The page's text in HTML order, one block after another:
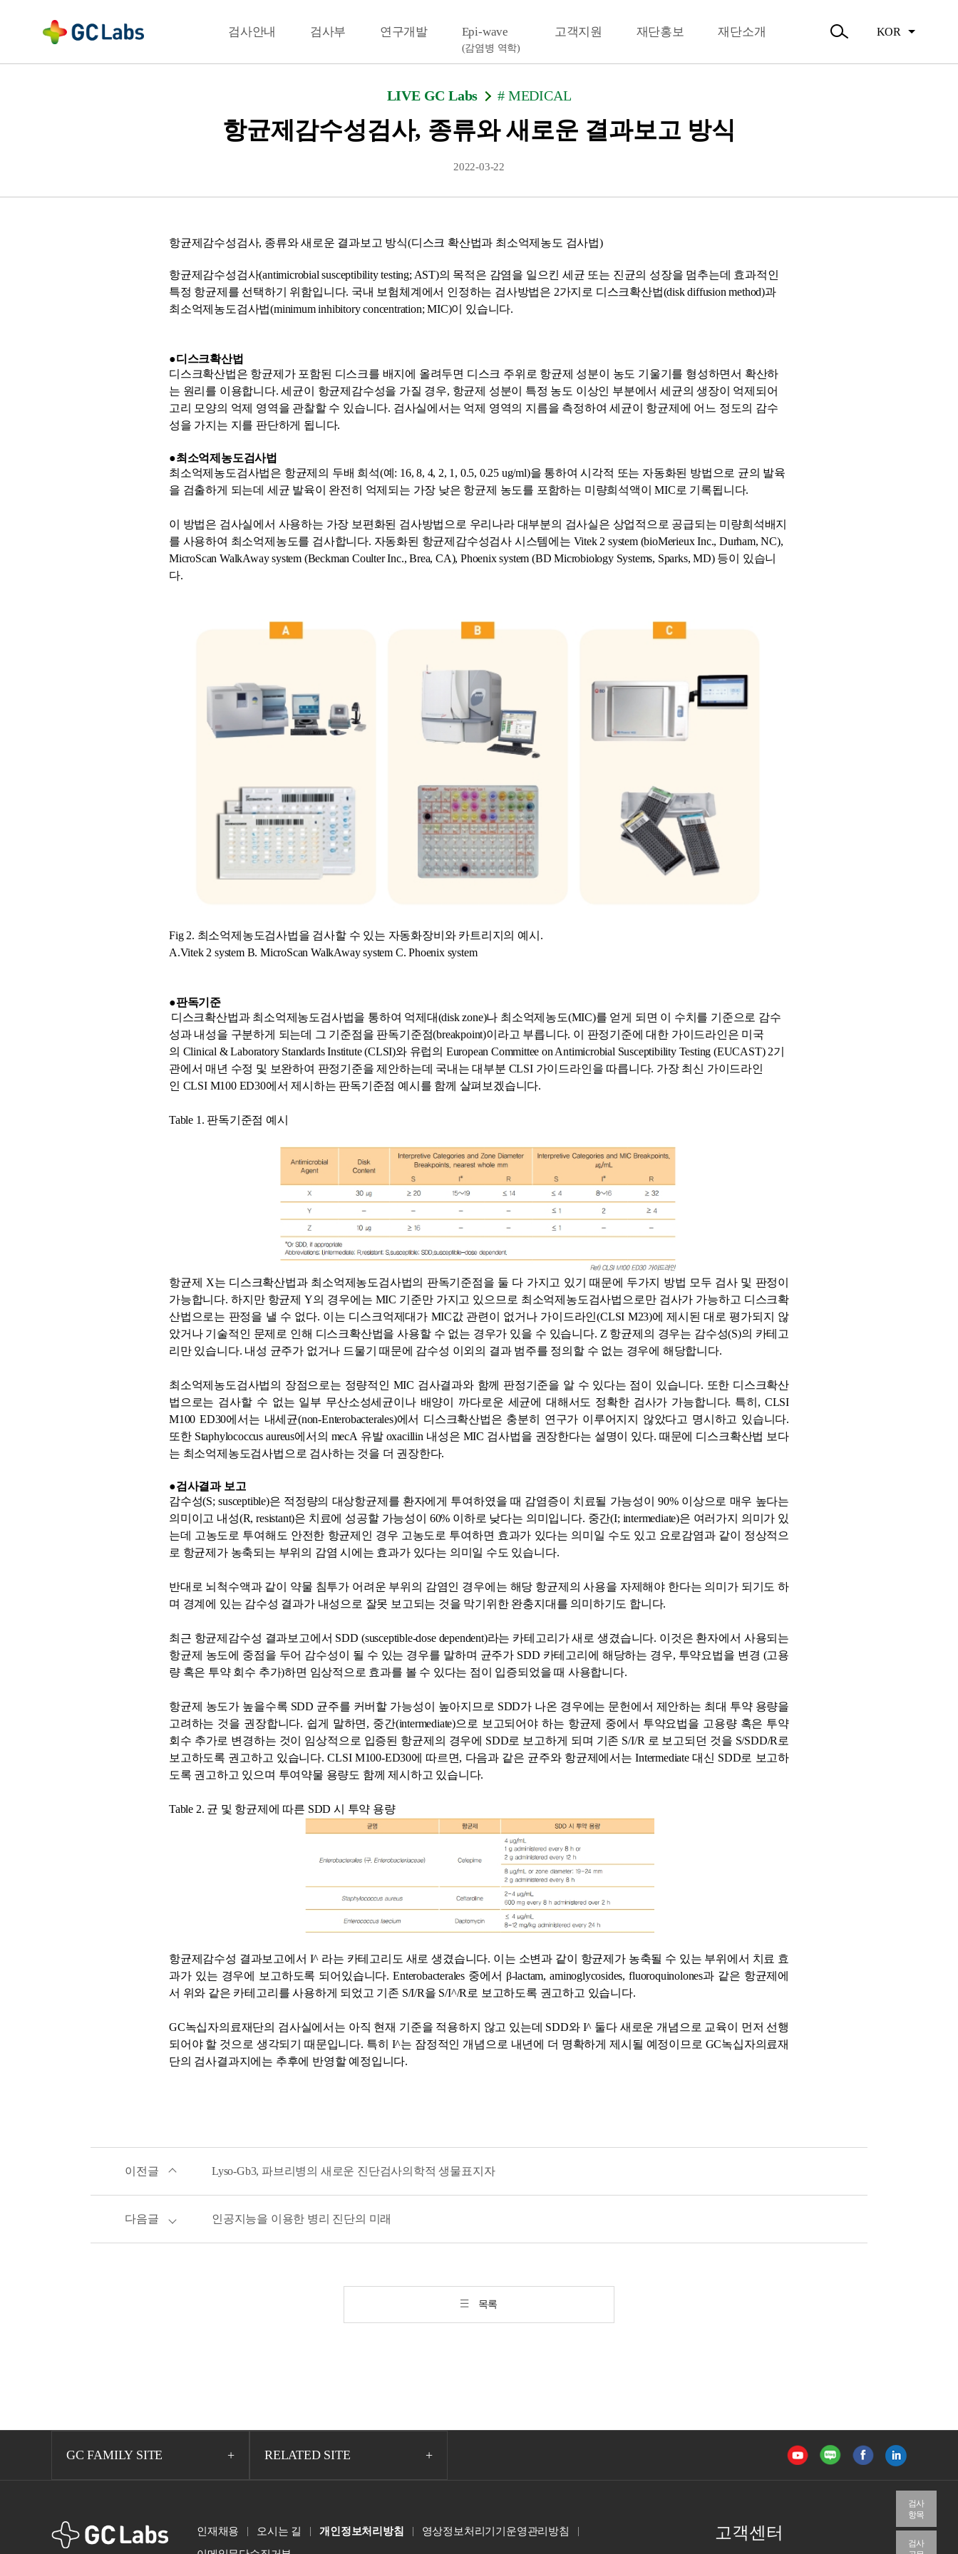
뉴
검사안내
결과확인 검사부 연구개발 Epi-wave
(감염병 역학)
고객지원 재단홍보
활동소식
재단소개
검
열
KOR
LIVE GC Labs # MEDICAL
항균제감수성검사, 종류와 새로운 결과보고 방식
2022-03-22
항균제감수성검사, 종류와 새로운 결과보고 방식(디스크 확산법과 최소억제농도 검사법)
항균제감수성검사(antimicrobial susceptibility testing; AST)의 목적은 감염을 일으킨 세균 또는 진균의 성장을 멈추는데 효과적인
특정 항균제를 선택하기 위함입니다. 국내 보험체계에서 인정하는 검사방법은 2가지로 디스크확산법(disk diffusion method)과
최소억제농도검사법(minimum inhibitory concentration; MIC)이 있습니다.
●디스크확산법
디스크확산법은 항균제가 포함된 디스크를 배지에 올려두면 디스크 주위로 항균제 성분이 농도 기울기를 형성하면서 확산하
는 원리를 이용합니다. 세균이 항균제감수성을 가질 경우, 항균제 성분이 특정 농도 이상인 부분에서 세균의 생장이 억제되어
고리 모양의 억제 영역을 관찰할 수 있습니다. 검사실에서는 억제 영역의 지름을 측정하여 세균이 항균제에 어느 정도의 감수
성을 가지는 지를 판단하게 됩니다.
●최소억제농도검사법
최소억제농도검사법은 항균제의 두배 희석(예: 16, 8, 4, 2, 1, 0.5, 0.25 ug/ml)을 통하여 시각적 또는 자동화된 방법으로 균의 발육
을 검출하게 되는데 세균 발육이 완전히 억제되는 가장 낮은 항균제 농도를 포함하는 미량희석액이 MIC로 기록됩니다.
이 방법은 검사실에서 사용하는 가장 보편화된 검사방법으로 우리나라 대부분의 검사실은 상업적으로 공급되는 미량희석배지
를 사용하여 최소억제농도를 검사합니다. 자동화된 항균제감수성검사 시스템에는 Vitek 2 system (bioMerieux Inc., Durham, NC),
MicroScan WalkAway system (Beckman Coulter Inc., Brea, CA), Phoenix system (BD Microbiology Systems, Sparks, MD) 등이 있습니
다.
Fig 2. 최소억제농도검사법을 검사할 수 있는 자동화장비와 카트리지의 예시.
A.Vitek 2 system B. MicroScan WalkAway system C. Phoenix system
●판독기준
디스크확산법과 최소억제농도검사법을 통하여 억제대(disk zone)나 최소억제농도(MIC)를 얻게 되면 이 수치를 기준으로 감수
성과 내성을 구분하게 되는데 그 기준점을 판독기준점(breakpoint)이라고 부릅니다. 이 판정기준에 대한 가이드라인은 미국
의 Clinical & Laboratory Standards Institute (CLSI)와 유럽의 European Committee on Antimicrobial Susceptibility Testing (EUCAST) 2기
관에서 매년 수정 및 보완하여 판정기준을 제안하는데 국내는 대부분 CLSI 가이드라인을 따릅니다. 가장 최신 가이드라인
인 CLSI M100 ED30에서 제시하는 판독기준점 예시를 함께 살펴보겠습니다.
Table 1. 판독기준점 예시
항균제 X는 디스크확산법과 최소억제농도검사법의 판독기준점을 둘 다 가지고 있기 때문에 두가지 방법 모두 검사 및 판정이
가능합니다. 하지만 항균제 Y의 경우에는 MIC 기준만 가지고 있으므로 최소억제농도검사법으로만 검사가 가능하고 디스크확
산법으로는 판정을 낼 수 없다. 이는 디스크억제대가 MIC값 관련이 없거나 가이드라인(CLSI M23)에 제시된 대로 평가되지 않
았거나 기술적인 문제로 인해 디스크확산법을 사용할 수 없는 경우가 있을 수 있습니다. Z 항균제의 경우는 감수성(S)의 카테고
리만 있습니다. 내성 균주가 없거나 드물기 때문에 감수성 이외의 결과 범주를 정의할 수 없는 경우에 해당합니다.
최소억제농도검사법의 장점으로는 정량적인 MIC 검사결과와 함께 판정기준을 알 수 있다는 점이 있습니다. 또한 디스크확산
법으로는 검사할 수 없는 일부 무산소성세균이나 배양이 까다로운 세균에 대해서도 정확한 검사가 가능합니다. 특히, CLSI
M100 ED30에서는 내세균(non-Enterobacterales)에서 디스크확산법은 충분히 연구가 이루어지지 않았다고 명시하고 있습니다.
또한 Staphylococcus aureus에서의 mecA 유발 oxacillin 내성은 MIC 검사법을 권장한다는 설명이 있다. 때문에 디스크확산법 보다
는 최소억제농도검사법으로 검사하는 것을 더 권장한다.
●검사결과 보고
감수성(S; susceptible)은 적정량의 대상항균제를 환자에게 투여하였을 때 감염증이 치료될 가능성이 90% 이상으로 매우 높다는
의미이고 내성(R, resistant)은 치료에 성공할 가능성이 60% 이하로 낮다는 의미입니다. 중간(I; intermediate)은 여러가지 의미가 있
는데 고농도로 투여해도 안전한 항균제인 경우 고농도로 투여하면 효과가 있다는 의미일 수도 있고 요로감염과 같이 정상적으
로 항균제가 농축되는 부위의 감염 시에는 효과가 있다는 의미일 수도 있습니다.
반대로 뇌척수액과 같이 약물 침투가 어려운 부위의 감염인 경우에는 해당 항균제의 사용을 자제해야 한다는 의미가 되기도 하
며 경계에 있는 감수성 결과가 내성으로 잘못 보고되는 것을 막기위한 완충지대를 의미하기도 합니다.
최근 항균제감수성 결과보고에서 SDD (susceptible-dose dependent)라는 카테고리가 새로 생겼습니다. 이것은 환자에서 사용되는
항균제 농도에 중점을 두어 감수성이 될 수 있는 경우를 말하며 균주가 SDD 카테고리에 해당하는 경우, 투약요법을 변경 (고용
량 혹은 투약 회수 추가)하면 임상적으로 효과를 볼 수 있다는 점이 입증되었을 때 사용합니다.
항균제 농도가 높을수록 SDD 균주를 커버할 가능성이 높아지므로 SDD가 나온 경우에는 문헌에서 제안하는 최대 투약 용량을
고려하는 것을 권장합니다. 쉽게 말하면, 중간(intermediate)으로 보고되어야 하는 항균제 중에서 투약요법을 고용량 혹은 투약
회수 추가로 변경하는 것이 임상적으로 입증된 항균제의 경우에 SDD로 보고하게 되며 기존 S/I/R 로 보고되던 것을 S/SDD/R로
보고하도록 권고하고 있습니다. CLSI M100-ED30에 따르면, 다음과 같은 균주와 항균제에서는 Intermediate 대신 SDD로 보고하
도록 권고하고 있으며 투여약물 용량도 함께 제시하고 있습니다.
Table 2. 균 및 항균제에 따른 SDD 시 투약 용량
항균제감수성 결과보고에서 I^ 라는 카테고리도 새로 생겼습니다. 이는 소변과 같이 항균제가 농축될 수 있는 부위에서 치료 효
과가 있는 경우에 보고하도록 되어있습니다. Enterobacterales 중에서 β-lactam, aminoglycosides, fluoroquinolones과 같은 항균제에
서 위와 같은 카테고리를 사용하게 되었고 기존 S/I/R을 S/I^/R로 보고하도록 권고하고 있습니다.
GC녹십자의료재단의 검사실에서는 아직 현재 기준을 적용하지 않고 있는데 SDD와 I^ 둘다 새로운 개념으로 교육이 먼저 선행
되어야 할 것으로 생각되기 때문입니다. 특히 I^는 잠정적인 개념으로 내년에 더 명확하게 제시될 예정이므로 GC녹십자의료재
단의 검사결과지에는 추후에 반영할 예정입니다.
이전글 Lyso-Gb3, 파브리병의 새로운 진단검사의학적 생물표지자
다음글 인공지능을 이용한 병리 진단의 미래
목록
검사
항목
검사
GC FAMILY SITE RELATED SITE
GCLabs 인재채용 오시는 길 개인정보처리방침
영상정보처리기기운영관리방침
고객센터